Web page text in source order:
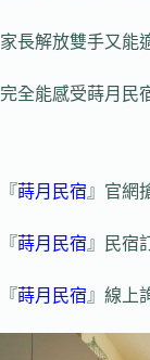
家長解放雙手又能
完全能感受蒔月民
『蒔月民宿 』官網
『蒔月民宿 』民宿
『蒔月民宿 』線上